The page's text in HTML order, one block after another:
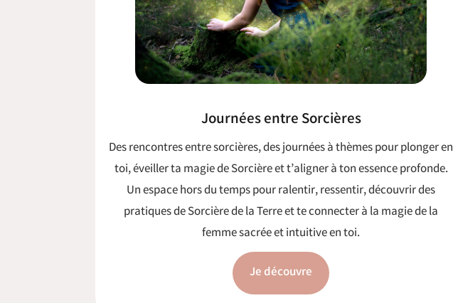
Journées entre Sorcières
Des rencontres entre sorcières, des journées à thèmes pour plonger en
toi, éveiller ta magie de Sorcière et t’aligner à ton essence profonde.
Un espace hors du temps pour ralentir, ressentir, découvrir des
pratiques de Sorcière de la Terre et te connecter à la magie de la
femme sacrée et intuitive en toi.
Je découvre